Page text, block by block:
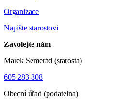
Organizace
Napište starostovi
Zavolejte nám
Marek Semerád (starosta)
605 283 808
Obecní úřad (podatelna)